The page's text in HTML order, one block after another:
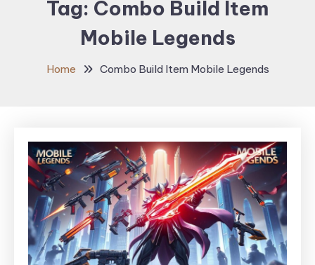
Tag: Combo Build Item
Mobile Legends
Home Combo Build Item Mobile Legends